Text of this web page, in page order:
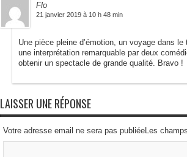
Flo
21 janvier 2019 à 10 h 48 min
Une pièce pleine d’émotion, un voyage dans
une interprétation remarquable par deux
obtenir un spectacle de grande qualité. Bravo !
LAISSER UNE RÉPONSE
Votre adresse email ne sera pas publiéeLes